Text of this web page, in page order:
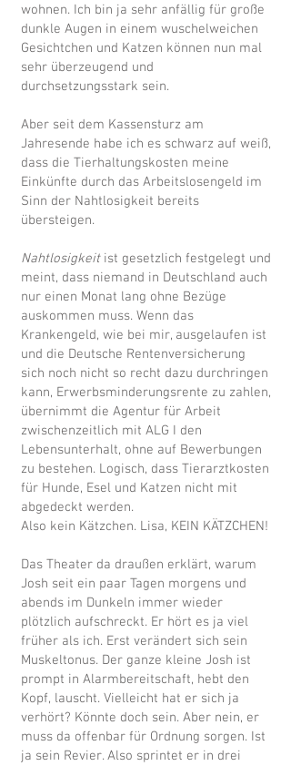
wohnen. Ich bin ja sehr anfällig für große
dunkle Augen in einem wuschelweichen
Gesichtchen und Katzen können nun mal
sehr überzeugend und
durchsetzungsstark sein.
Aber seit dem Kassensturz am
Jahresende habe ich es schwarz auf weiß,
dass die Tierhaltungskosten meine
Einkünfte durch das Arbeitslosengeld im
Sinn der Nahtlosigkeit bereits
übersteigen.
Nahtlosigkeitist gesetzlich festgelegt und
meint, dass niemand in Deutschland auch
nur einen Monat lang ohne Bezüge
auskommen muss. Wenn das
Krankengeld, wie bei mir, ausgelaufen ist
und die Deutsche Rentenversicherung
sich noch nicht so recht dazu durchringen
kann, Erwerbsminderungsrente zu zahlen,
übernimmt die Agentur für Arbeit
zwischenzeitlich mit ALG I den
Lebensunterhalt, ohne auf Bewerbungen
zu bestehen. Logisch, dass Tierarztkosten
für Hunde, Esel und Katzen nicht mit
abgedeckt werden.
Also kein Kätzchen. Lisa, KEIN KÄTZCHEN!
Das Theater da draußen erklärt, warum
Josh seit ein paar Tagen morgens und
abends im Dunkeln immer wieder
plötzlich aufschreckt. Er hört es ja viel
früher als ich. Erst verändert sich sein
Muskeltonus. Der ganze kleine Josh ist
prompt in Alarmbereitschaft, hebt den
Kopf, lauscht. Vielleicht hat er sich ja
verhört? Könnte doch sein. Aber nein, er
muss da offenbar für Ordnung sorgen. Ist
ja sein Revier. Also sprintet er in drei